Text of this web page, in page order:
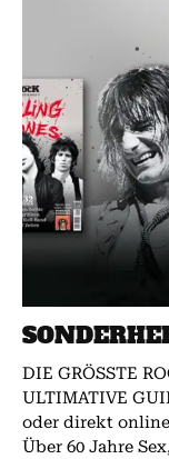
DIE GRÖSSTE
ULTIMATIVE
oder direkt
Über 60 Jahre